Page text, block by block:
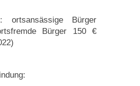
ortsansässige Bürger
Bürger 150 €